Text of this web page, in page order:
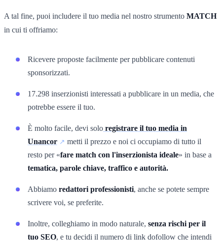
A tal fine, puoi includere il tuo media nel nostro strumento MATCH
in cui ti offriamo:
Ricevere proposte facilmente per pubblicare contenuti
sponsorizzati.
17.298 inserzionisti interessati a pubblicare in un media, che
potrebbe essere il tuo.
È molto facile, devi solo registrare il tuo media in
Unancor
metti il prezzo e noi ci occupiamo di tutto il
resto per «fare match con l'inserzionista ideale» in base a
tematica, parole chiave, traffico e autorità.
Abbiamo redattori professionisti, anche se potete sempre
scrivere voi, se preferite.
Inoltre, colleghiamo in modo naturale, senza rischi per il
tuo SEO, e tu decidi il numero di link dofollow che intendi